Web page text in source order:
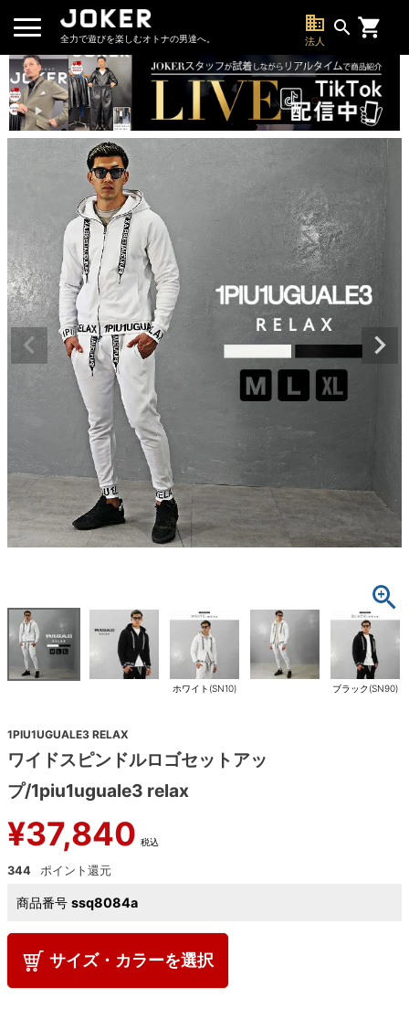
全力で遊びを楽しむオトナの男達へ。
business
法人
search
ホワイト(SN10) ブラック(SN90)
1PIU1UGUALE3 RELAX
ワイドスピンドルロゴセットアッ
プ/1piu1uguale3 relax
¥37,840 税込
344
商品番号 ssq8084a
サイズ・カラーを選択